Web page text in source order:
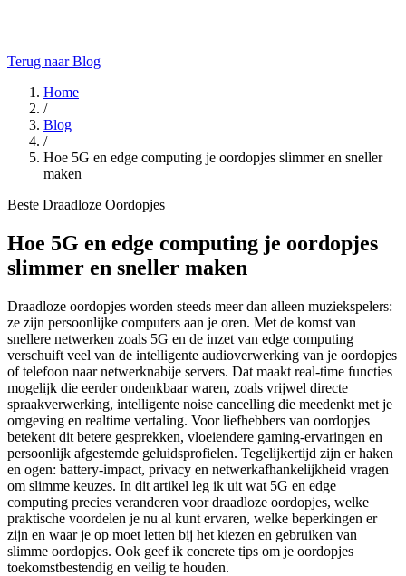
Terug naar Blog
Home
/
Blog
/
Hoe 5G en edge computing je oordopjes slimmer en sneller
maken
Beste Draadloze Oordopjes
Hoe 5G en edge computing je oordopjes
slimmer en sneller maken
Draadloze oordopjes worden steeds meer dan alleen muziekspelers:
ze zijn persoonlijke computers aan je oren. Met de komst van
snellere netwerken zoals 5G en de inzet van edge computing
verschuift veel van de intelligente audioverwerking van je oordopjes
of telefoon naar netwerknabije servers. Dat maakt real-time functies
mogelijk die eerder ondenkbaar waren, zoals vrijwel directe
spraakverwerking, intelligente noise cancelling die meedenkt met je
omgeving en realtime vertaling. Voor liefhebbers van oordopjes
betekent dit betere gesprekken, vloeiendere gaming-ervaringen en
persoonlijk afgestemde geluidsprofielen. Tegelijkertijd zijn er haken
en ogen: battery-impact, privacy en netwerkafhankelijkheid vragen
om slimme keuzes. In dit artikel leg ik uit wat 5G en edge
computing precies veranderen voor draadloze oordopjes, welke
praktische voordelen je nu al kunt ervaren, welke beperkingen er
zijn en waar je op moet letten bij het kiezen en gebruiken van
slimme oordopjes. Ook geef ik concrete tips om je oordopjes
toekomstbestendig en veilig te houden.